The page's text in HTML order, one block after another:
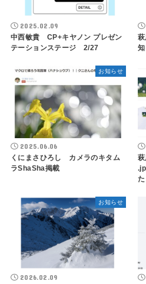
2025.02.09
中西敏貴 CP+キヤノン プレゼン
テーションステージ 2/27
お知らせ
2025.06.06
くにまさひろし カメラのキタム
ラShaSha掲載
た
お知らせ
2026.02.09